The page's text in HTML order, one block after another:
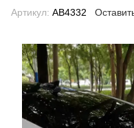
Артикул: AB4332